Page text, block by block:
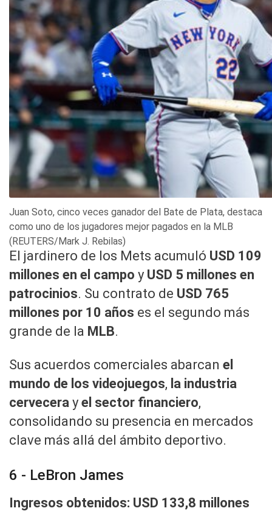
Juan Soto, cinco veces ganador del Bate de Plata, destaca
como uno de los jugadores mejor pagados en la MLB
(REUTERS/Mark J. Rebilas)
El jardinero de los Mets acumuló USD 109
millones en el campo y USD 5 millones en
patrocinios. Su contrato de USD 765
millones por 10 años es el segundo más
grande de la MLB.
Sus acuerdos comerciales abarcan el
mundo de los videojuegos, la industria
cervecera y el sector financiero,
consolidando su presencia en mercados
clave más allá del ámbito deportivo.
6 - LeBron James
Ingresos obtenidos: USD 133,8 millones